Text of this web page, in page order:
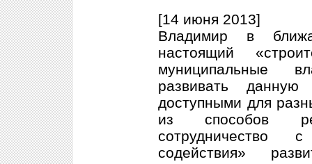
[14 июня 2013]
Владимир в
настоящий
муниципальные
развивать
доступными для
из способов
сотрудничество
содействия»